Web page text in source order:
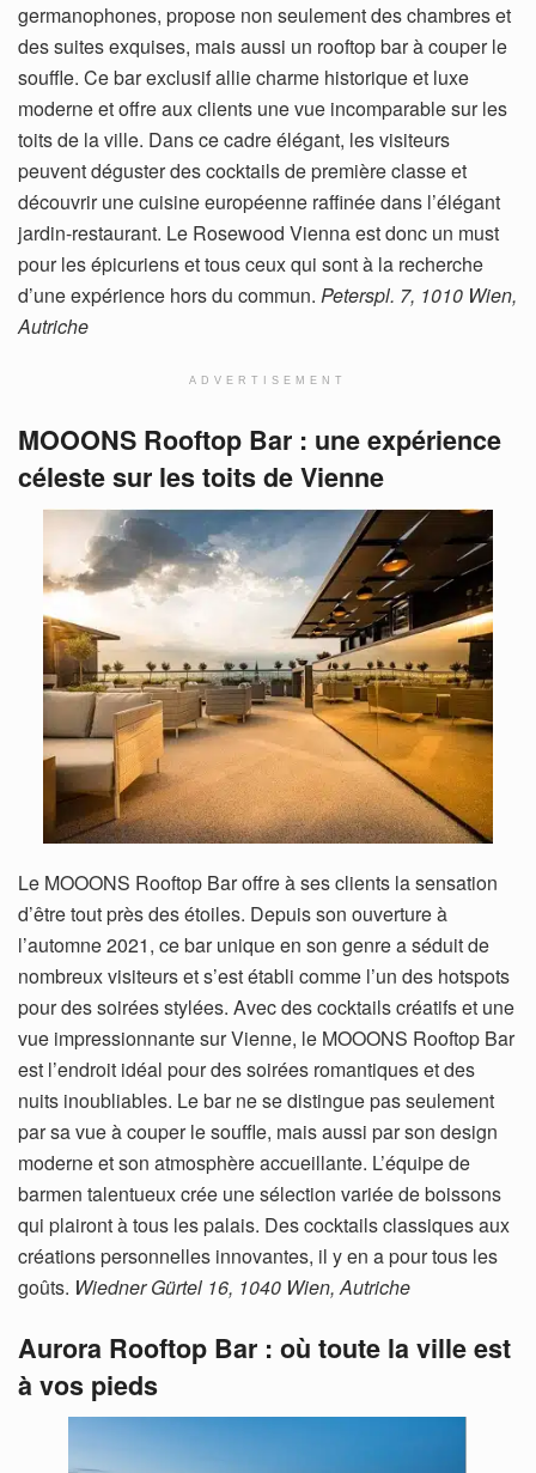
germanophones, propose non seulement des chambres et
des suites exquises, mais aussi un rooftop bar à couper le
souffle. Ce bar exclusif allie charme historique et luxe
moderne et offre aux clients une vue incomparable sur les
toits de la ville. Dans ce cadre élégant, les visiteurs
peuvent déguster des cocktails de première classe et
découvrir une cuisine européenne raffinée dans l’élégant
jardin-restaurant. Le Rosewood Vienna est donc un must
pour les épicuriens et tous ceux qui sont à la recherche
d’une expérience hors du commun. Peterspl. 7, 1010 Wien,
Autriche
ADVERTISEMENT
MOOONS Rooftop Bar : une expérience
céleste sur les toits de Vienne
Le MOOONS Rooftop Bar offre à ses clients la sensation
d’être tout près des étoiles. Depuis son ouverture à
l’automne 2021, ce bar unique en son genre a séduit de
nombreux visiteurs et s’est établi comme l’un des hotspots
pour des soirées stylées. Avec des cocktails créatifs et une
vue impressionnante sur Vienne, le MOOONS Rooftop Bar
est l’endroit idéal pour des soirées romantiques et des
nuits inoubliables. Le bar ne se distingue pas seulement
par sa vue à couper le souffle, mais aussi par son design
moderne et son atmosphère accueillante. L’équipe de
barmen talentueux crée une sélection variée de boissons
qui plairont à tous les palais. Des cocktails classiques aux
créations personnelles innovantes, il y en a pour tous les
goûts. Wiedner Gürtel 16, 1040 Wien, Autriche
Aurora Rooftop Bar : où toute la ville est
à vos pieds